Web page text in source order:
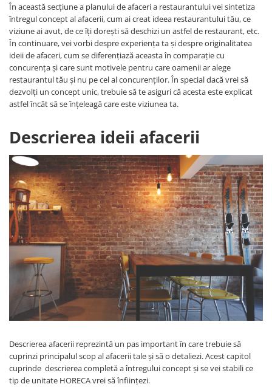
În această secțiune a planului de afaceri a restaurantului vei sintetiza
întregul concept al afacerii, cum ai creat ideea restaurantului tău, ce
viziune ai avut, de ce îți dorești să deschizi un astfel de restaurant, etc.
În continuare, vei vorbi despre experiența ta și despre originalitatea
ideii de afaceri, cum se diferențiază aceasta în comparație cu
concurența și care sunt motivele pentru care oamenii ar alege
restaurantul tău și nu pe cel al concurenților. În special dacă vrei să
dezvolți un concept unic, trebuie să te asiguri că acesta este explicat
astfel încât să se înțeleagă care este viziunea ta.
Descrierea ideii afacerii
Descrierea afacerii reprezintă un pas important în care trebuie să
cuprinzi principalul scop al afacerii tale și să o detaliezi. Acest capitol
cuprinde descrierea completă a întregului concept și se vei stabili ce
tip de unitate HORECA vrei să înființezi.